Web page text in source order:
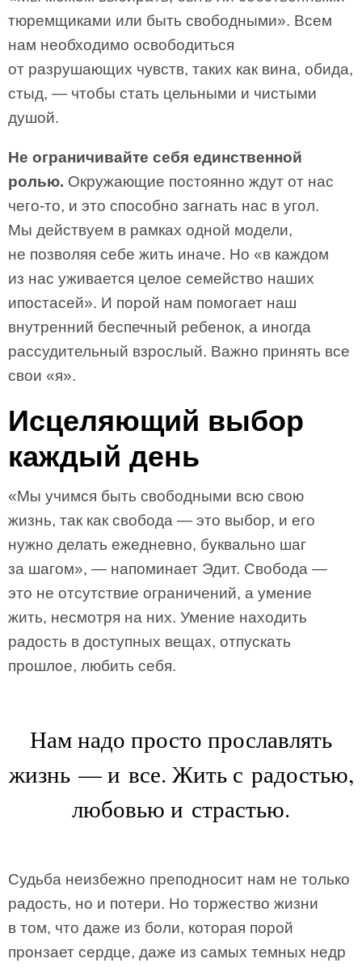
тюремщиками или быть свободными». Всем
нам необходимо освободиться
от разрушающих чувств, таких как вина, обида,
стыд, — чтобы стать цельными и чистыми
душой.
Не ограничивайте себя единственной
ролью. Окружающие постоянно ждут от нас
чего-то, и это способно загнать нас в угол.
Мы действуем в рамках одной модели,
не позволяя себе жить иначе. Но «в каждом
из нас уживается целое семейство наших
ипостасей». И порой нам помогает наш
внутренний беспечный ребенок, а иногда
рассудительный взрослый. Важно принять все
свои «я».
Исцеляющий выбор
каждый день
«Мы учимся быть свободными всю свою
жизнь, так как свобода — это выбор, и его
нужно делать ежедневно, буквально шаг
за шагом», — напоминает Эдит. Свобода —
это не отсутствие ограничений, а умение
жить, несмотря на них. Умение находить
радость в доступных вещах, отпускать
прошлое, любить себя.
Нам надо просто прославлять
жизнь — и все. Жить с радостью,
любовью и страстью.
Судьба неизбежно преподносит нам не только
радость, но и потери. Но торжество жизни
в том, что даже из боли, которая порой
пронзает сердце, даже из самых темных недр